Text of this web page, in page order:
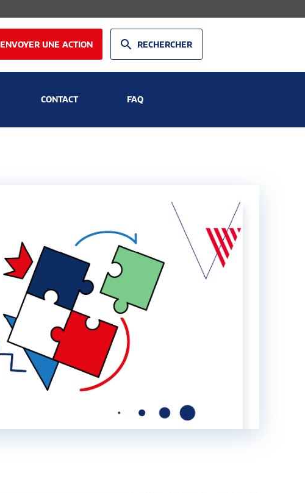
CONTACT FAQ
ENVOYER UNE ACTION RECHERCHER